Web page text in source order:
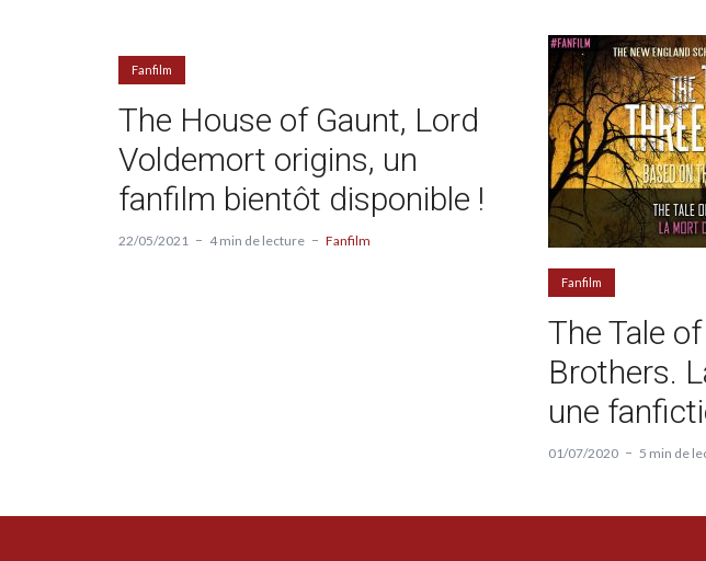
Fanfilm
The House of Gaunt, Lord
Voldemort origins, un
fanfilm bientôt disponible !
22/05/2021 4 min de lecture Fanfilm
Fanfilm
The Tale
Brothers.
une
01/07/2020 5 min de